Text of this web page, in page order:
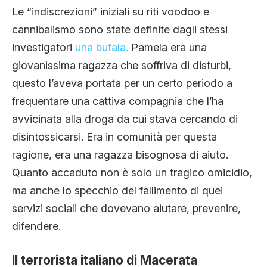
Le “indiscrezioni” iniziali su riti voodoo e
cannibalismo sono state definite dagli stessi
investigatori una bufala. Pamela era una
giovanissima ragazza che soffriva di disturbi,
questo l’aveva portata per un certo periodo a
frequentare una cattiva compagnia che l’ha
avvicinata alla droga da cui stava cercando di
disintossicarsi. Era in comunità per questa
ragione, era una ragazza bisognosa di aiuto.
Quanto accaduto non è solo un tragico omicidio,
ma anche lo specchio del fallimento di quei
servizi sociali che dovevano aiutare, prevenire,
difendere.
Il terrorista italiano di Macerata